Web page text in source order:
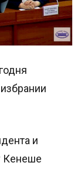
и
Кенеше